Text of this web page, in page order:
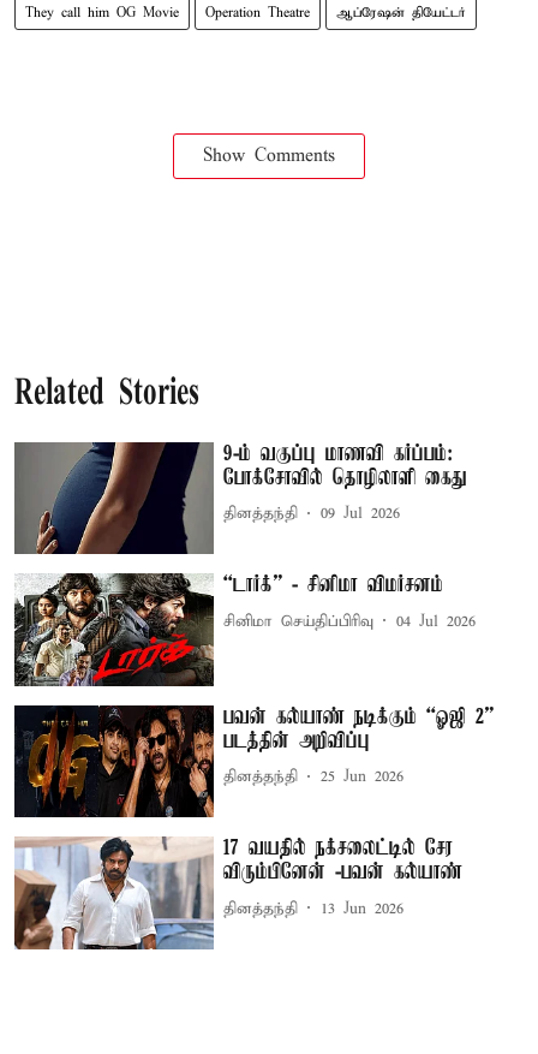
They call him OG Movie Operation Theatre ஆப்ரேஷன் தியேட்டர்
Show Comments
Related Stories
9-ம் வகுப்பு மாணவி கர்ப்பம்:
போக்சோவில் தொழிலாளி கைது
தினத்தந்தி 09 Jul 2026
“டார்க்” - சினிமா விமர்சனம்
சினிமா செய்திப்பிரிவு 04 Jul 2026
பவன் கல்யாண் நடிக்கும் “ஓஜி 2”
படத்தின் அறிவிப்பு
தினத்தந்தி 25 Jun 2026
17 வயதில் நக்சலைட்டில் சேர
விரும்பினேன் -பவன் கல்யாண்
தினத்தந்தி 13 Jun 2026